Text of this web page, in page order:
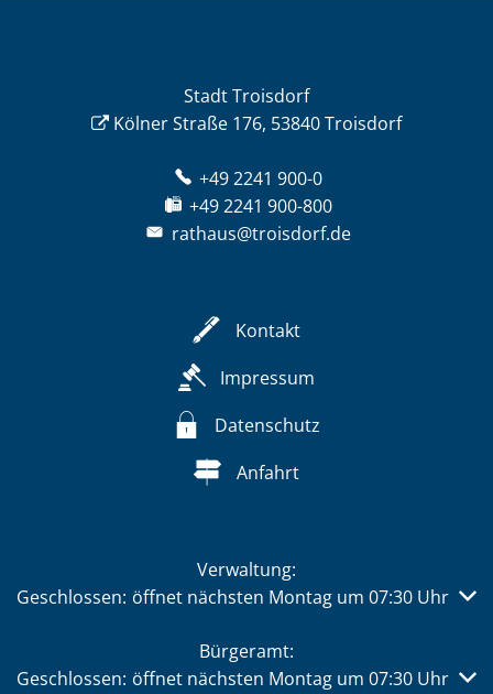
Stadt Troisdorf
Kölner Straße 176, 53840 Troisdorf
+49 2241 900-0
+49 2241 900-800
rathaus@troisdorf.de
Kontakt
Impressum
Datenschutz
Anfahrt
Verwaltung:
Klicken, um weitere Öffnungs- oder Schließzeiten
Geschlossen: öffnet nächsten Montag um 07:30 Uhr
Bürgeramt:
Klicken, um weitere Öffnungs- oder Schließzeiten
Geschlossen: öffnet nächsten Montag um 07:30 Uhr